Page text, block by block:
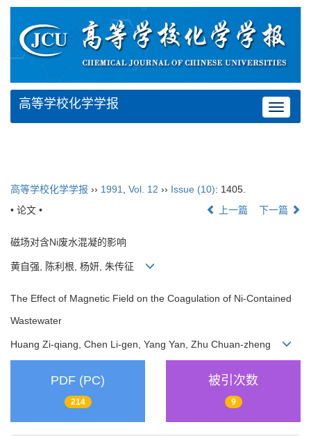
Toggle
高等学校化学学报
高等学校化学学报 ›› 1991, Vol. 12 ›› Issue (10): 1405.
• 论文 •
上一篇 下一篇
磁场对含Ni废水混凝的影响
黄自强, 陈利根, 杨妍, 朱传征
The Effect of Magnetic Field on the Coagulation of Ni-Contained
Wastewater
Huang Zi-qiang, Chen Li-gen, Yang Yan, Zhu Chuan-zheng
PDF (PC)
214
被引次数
9